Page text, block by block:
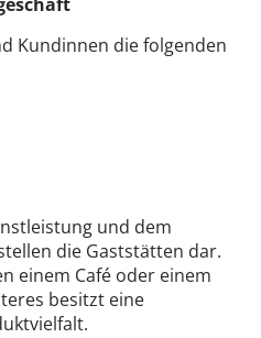
Kundinnen die folgenden
und dem
die Gaststätten dar.
einem Café oder einem
besitzt eine